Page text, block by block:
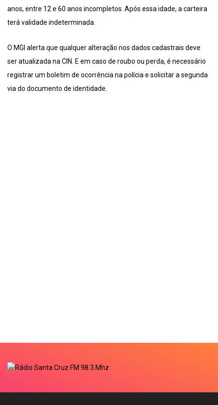
anos, entre 12 e 60 anos incompletos. Após essa idade, a carteira
terá validade indeterminada.
O MGI alerta que qualquer alteração nos dados cadastrais deve
ser atualizada na CIN. E em caso de roubo ou perda, é necessário
registrar um boletim de ocorrência na polícia e solicitar a segunda
via do documento de identidade.